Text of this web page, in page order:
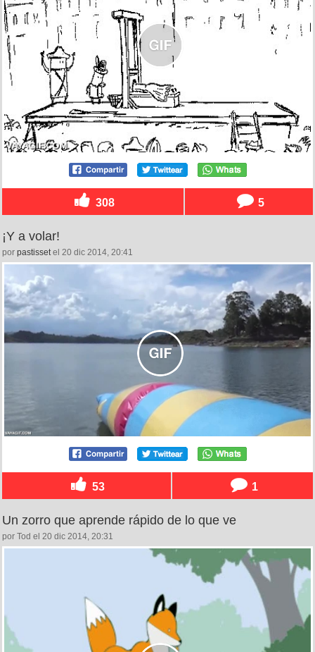
308 5
¡Y a volar!
por pastissetel 20 dic 2014, 20:41
53 1
Un zorro que aprende rápido de lo que ve
por Tod el 20 dic 2014, 20:31